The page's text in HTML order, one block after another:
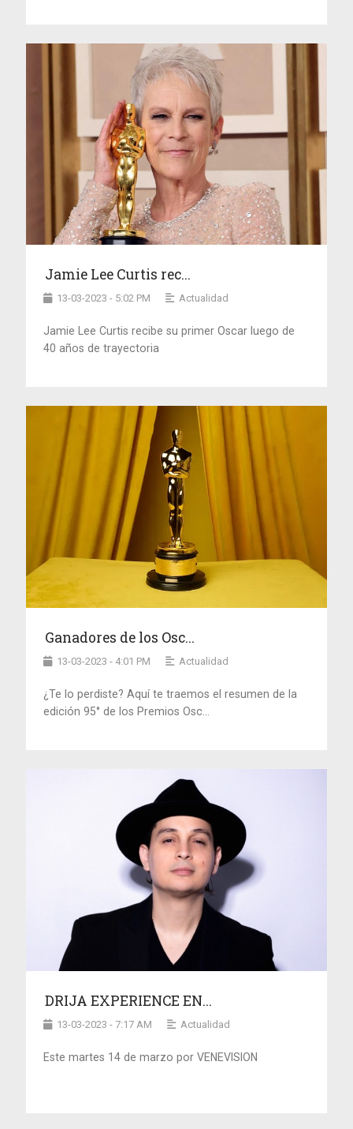
Jamie Lee Curtis rec...
13-03-2023 - 5:02 PM Actualidad
Jamie Lee Curtis recibe su primer Oscar luego de
40 años de trayectoria
Ganadores de los Osc...
13-03-2023 - 4:01 PM Actualidad
¿Te lo perdiste? Aquí te traemos el resumen de la
edición 95° de los Premios Osc...
DRIJA EXPERIENCE EN...
13-03-2023 - 7:17 AM Actualidad
Este martes 14 de marzo por VENEVISION